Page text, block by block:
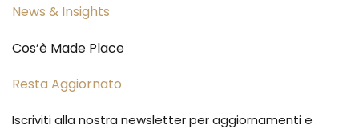
News & Insights
Cos’è Made Place
Resta Aggiornato
Iscriviti alla nostra newsletter per aggiornamenti e